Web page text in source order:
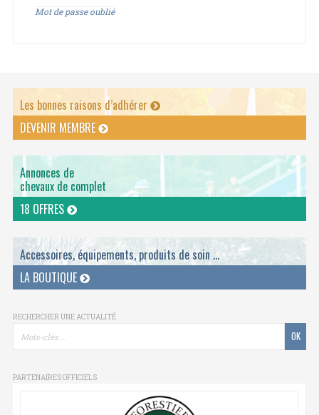
Mot de passe oublié
Les bonnes raisons d’adhérer
DEVENIR MEMBRE
Annonces de
chevaux de complet
18 OFFRES
Accessoires, équipements, produits de soin ...
LA BOUTIQUE
RECHERCHER UNE ACTUALITÉ
PARTENAIRES OFFICIELS